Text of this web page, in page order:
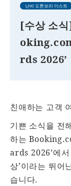
난바 도톤보리 이스트
[수상 소
rds 2026’
친애하는 고객
기쁜 소식을 전
하는
ards 2026’에
상’이라는 뛰어
습니다.